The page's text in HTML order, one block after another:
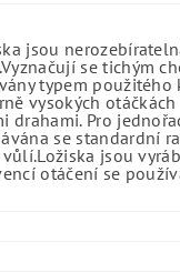
jsou
se tichým
typem
vysokých
drahami. Pro
se standardní
jsou
otáčení se